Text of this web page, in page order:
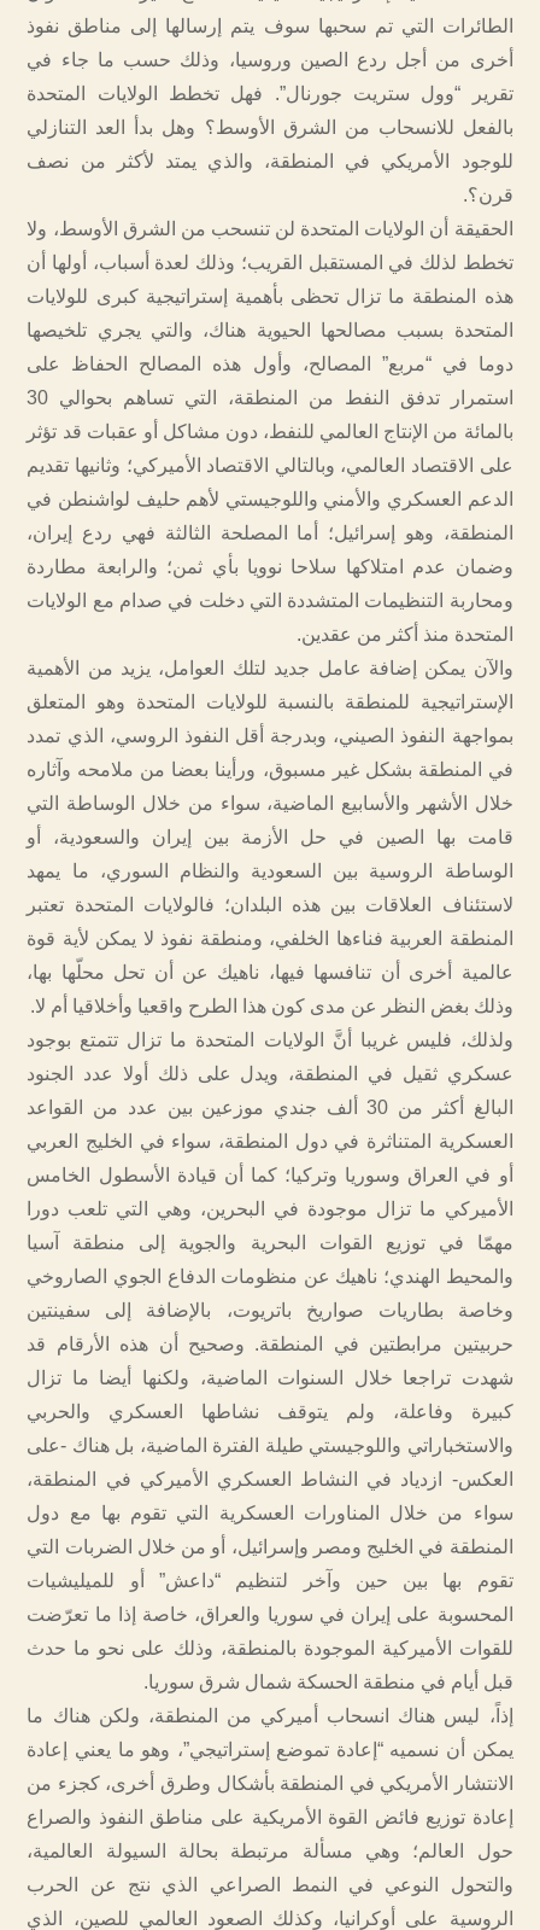
الطائرات التي تم سحبها سوف يتم إرسالها إلى مناطق نفوذ
أخرى من أجل ردع الصين وروسيا، وذلك حسب ما جاء في
تقرير “وول ستريت جورنال”. فهل تخطط الولايات المتحدة
بالفعل للانسحاب من الشرق الأوسط؟ وهل بدأ العد التنازلي
للوجود الأمريكي في المنطقة، والذي يمتد لأكثر من نصف
قرن؟.
الحقيقة أن الولايات المتحدة لن تنسحب من الشرق الأوسط، ولا
تخطط لذلك في المستقبل القريب؛ وذلك لعدة أسباب، أولها أن
هذه المنطقة ما تزال تحظى بأهمية إستراتيجية كبرى للولايات
المتحدة بسبب مصالحها الحيوية هناك، والتي يجري تلخيصها
دوما في “مربع” المصالح، وأول هذه المصالح الحفاظ على
استمرار تدفق النفط من المنطقة، التي تساهم بحوالي 30
بالمائة من الإنتاج العالمي للنفط، دون مشاكل أو عقبات قد تؤثر
على الاقتصاد العالمي، وبالتالي الاقتصاد الأميركي؛ وثانيها تقديم
الدعم العسكري والأمني واللوجيستي لأهم حليف لواشنطن في
المنطقة، وهو إسرائيل؛ أما المصلحة الثالثة فهي ردع إيران،
وضمان عدم امتلاكها سلاحا نوويا بأي ثمن؛ والرابعة مطاردة
ومحاربة التنظيمات المتشددة التي دخلت في صدام مع الولايات
المتحدة منذ أكثر من عقدين.
والآن يمكن إضافة عامل جديد لتلك العوامل، يزيد من الأهمية
الإستراتيجية للمنطقة بالنسبة للولايات المتحدة وهو المتعلق
بمواجهة النفوذ الصيني، وبدرجة أقل النفوذ الروسي، الذي تمدد
في المنطقة بشكل غير مسبوق، ورأينا بعضا من ملامحه وآثاره
خلال الأشهر والأسابيع الماضية، سواء من خلال الوساطة التي
قامت بها الصين في حل الأزمة بين إيران والسعودية، أو
الوساطة الروسية بين السعودية والنظام السوري، ما يمهد
لاستئناف العلاقات بين هذه البلدان؛ فالولايات المتحدة تعتبر
المنطقة العربية فناءها الخلفي، ومنطقة نفوذ لا يمكن لأية قوة
عالمية أخرى أن تنافسها فيها، ناهيك عن أن تحل محلّها بها،
وذلك بغض النظر عن مدى كون هذا الطرح واقعيا وأخلاقيا أم لا.
ولذلك، فليس غريبا أنَّ الولايات المتحدة ما تزال تتمتع بوجود
عسكري ثقيل في المنطقة، ويدل على ذلك أولا عدد الجنود
البالغ أكثر من 30 ألف جندي موزعين بين عدد من القواعد
العسكرية المتناثرة في دول المنطقة، سواء في الخليج العربي
أو في العراق وسوريا وتركيا؛ كما أن قيادة الأسطول الخامس
الأميركي ما تزال موجودة في البحرين، وهي التي تلعب دورا
مهمّا في توزيع القوات البحرية والجوية إلى منطقة آسيا
والمحيط الهندي؛ ناهيك عن منظومات الدفاع الجوي الصاروخي
وخاصة بطاريات صواريخ باتريوت، بالإضافة إلى سفينتين
حربيتين مرابطتين في المنطقة. وصحيح أن هذه الأرقام قد
شهدت تراجعا خلال السنوات الماضية، ولكنها أيضا ما تزال
كبيرة وفاعلة، ولم يتوقف نشاطها العسكري والحربي
والاستخباراتي واللوجيستي طيلة الفترة الماضية، بل هناك -على
العكس- ازدياد في النشاط العسكري الأميركي في المنطقة،
سواء من خلال المناورات العسكرية التي تقوم بها مع دول
المنطقة في الخليج ومصر وإسرائيل، أو من خلال الضربات التي
تقوم بها بين حين وآخر لتنظيم “داعش” أو للميليشيات
المحسوبة على إيران في سوريا والعراق، خاصة إذا ما تعرّضت
للقوات الأميركية الموجودة بالمنطقة، وذلك على نحو ما حدث
قبل أيام في منطقة الحسكة شمال شرق سوريا.
إذاً، ليس هناك انسحاب أميركي من المنطقة، ولكن هناك ما
يمكن أن نسميه “إعادة تموضع إستراتيجي”، وهو ما يعني إعادة
الانتشار الأمريكي في المنطقة بأشكال وطرق أخرى، كجزء من
إعادة توزيع فائض القوة الأمريكية على مناطق النفوذ والصراع
حول العالم؛ وهي مسألة مرتبطة بحالة السيولة العالمية،
والتحول النوعي في النمط الصراعي الذي نتج عن الحرب
الروسية على أوكرانيا، وكذلك الصعود العالمي للصين، الذي